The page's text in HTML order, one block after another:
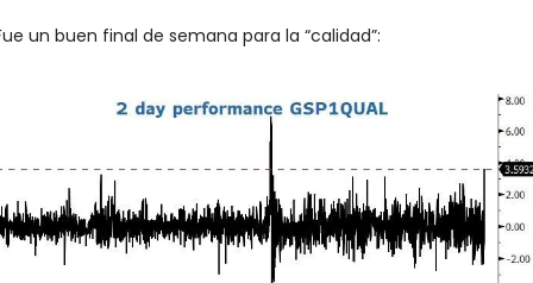
un buen final de semana para la “calidad”: